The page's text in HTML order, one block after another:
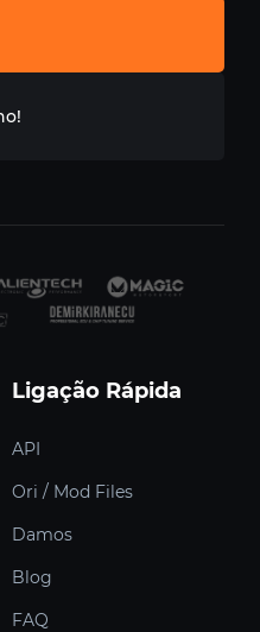
Ligação Rápida
API
Ori / Mod Files
Damos
Blog
FAQ